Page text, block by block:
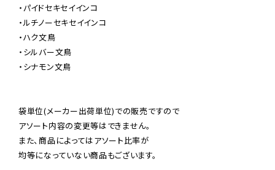
・パイドセキセイインコ
・ルチノーセキセイインコ
・ハク文鳥
・シルバー文鳥
・シナモン文鳥
袋単位(メーカー出荷単位)での販売ですので
アソート内容の変更等はできません。
また、商品によってはアソート比率が
均等になっていない商品もございます。